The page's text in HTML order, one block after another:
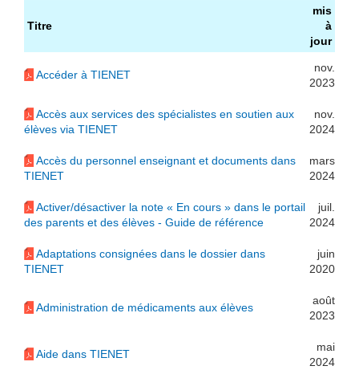
Titre
mis
à
jour
Accéder à TIENET
nov.
2023
Accès aux services des spécialistes en soutien aux
élèves via TIENET
nov.
2024
Accès du personnel enseignant et documents dans
TIENET
mars
2024
Activer/désactiver la note « En cours » dans le portail
des parents et des élèves - Guide de référence
juil.
2024
Adaptations consignées dans le dossier dans
TIENET
juin
2020
Administration de médicaments aux élèves
août
2023
Aide dans TIENET
mai
2024